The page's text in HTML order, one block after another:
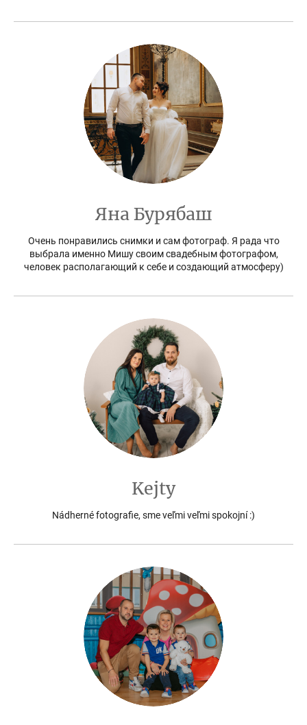
Яна Бурябаш
Очень понравились снимки и сам фотограф. Я рада что
выбрала именно Мишу своим свадебным фотографом,
человек располагающий к себе и создающий атмосферу)
Kejty
Nádherné fotografie, sme veľmi veľmi spokojní :)